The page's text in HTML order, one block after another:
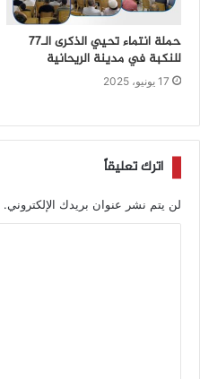
حملة انتماء تحيي الذكرى الـ77
للنكبة في مدينة الريحانية
17 يونيو، 2025
اترك تعليقاً
لن يتم نشر عنوان بريدك الإلكتروني.